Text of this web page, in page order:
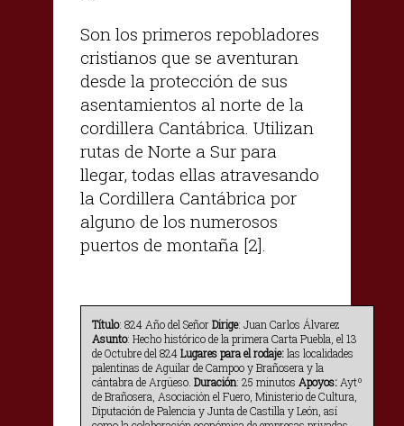
Son los primeros repobladores
cristianos que se aventuran
desde la protección de sus
asentamientos al norte de la
cordillera Cantábrica. Utilizan
rutas de Norte a Sur para
llegar, todas ellas atravesando
la Cordillera Cantábrica por
alguno de los numerosos
puertos de montaña [2].
Título: 824 Año del SeñorDirige: Juan Carlos Álvarez
Asunto: Hecho histórico de la primera Carta Puebla, el 13
de Octubre del 824Lugares para el rodaje:las localidades
palentinas de Aguilar de Campoo y Brañosera y la
cántabra de Argüeso. Duración: 25 minutos Apoyos: Aytº
de Brañosera, Asociación el Fuero, Ministerio de Cultura,
Diputación de Palencia y Junta de Castilla y León, así